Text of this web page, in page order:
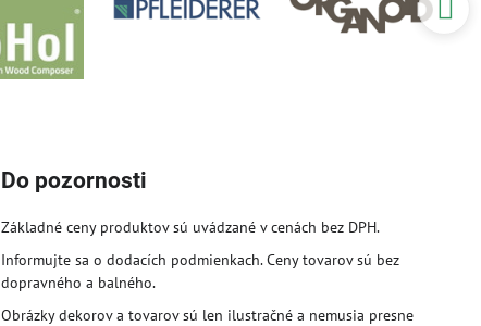
Do pozornosti
Základné ceny produktov sú uvádzané v cenách bez DPH.
Informujte sa o dodacích podmienkach. Ceny tovarov sú bez
dopravného a balného.
Obrázky dekorov a tovarov sú len ilustračné a nemusia presne